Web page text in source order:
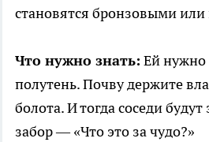
становятся бронзовыми
Что нужно знать: Ей нужно
полутень. Почву держите
болота. И тогда соседи будут
забор — «Что это за чудо?»